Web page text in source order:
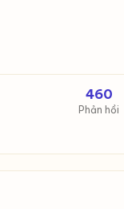
460
Phản hồi